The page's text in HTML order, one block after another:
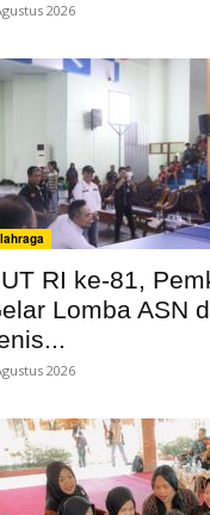
2026
RI ke-81,
Lomba ASN
2026